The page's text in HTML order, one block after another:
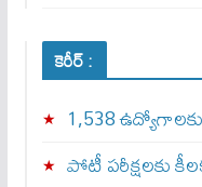
కెరీర్ :
1,538
పోటీ పరీక్షలకు